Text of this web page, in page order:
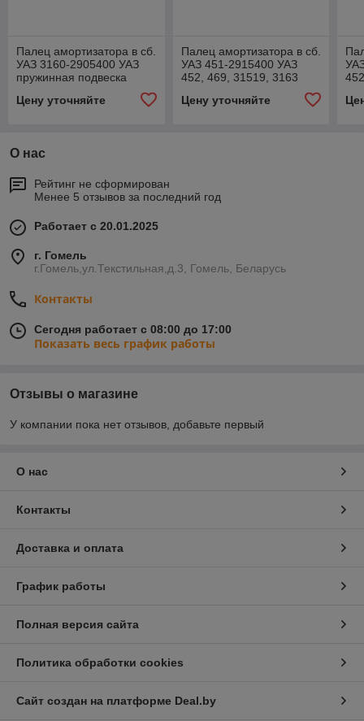
Палец амортизатора в сб.
УАЗ 3160-2905400 УАЗ
пружинная подвеска
Цену уточняйте
Палец амортизатора в сб.
УАЗ 451-2915400 УАЗ
452, 469, 31519, 3163
Цену уточняйте
О нас
Рейтинг не сформирован
Менее 5 отзывов за последний год
Работает с 20.01.2025
г. Гомель
г.Гомель,ул.Текстильная,д.3, Гомель, Беларусь
Контакты
Сегодня работает с 08:00 до 17:00
Показать весь график работы
Отзывы о магазине
У компании пока нет отзывов, добавьте первый
О нас
Контакты
Доставка и оплата
График работы
Полная версия сайта
Политика обработки cookies
Сайт создан на платформе Deal.by